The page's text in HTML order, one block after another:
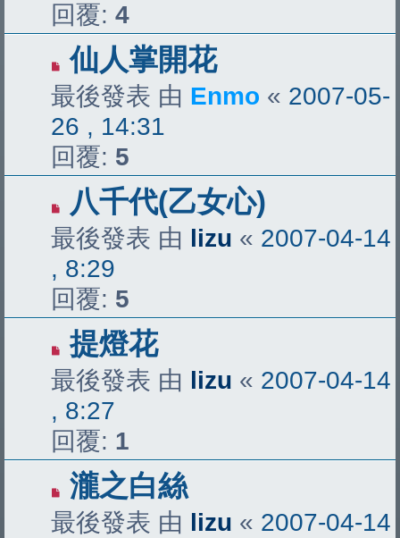
回覆: 4
仙人掌開花
最後發表 由 Enmo « 2007-05-
26 , 14:31
回覆: 5
八千代(乙女心)
最後發表 由 lizu « 2007-04-14
, 8:29
回覆: 5
提燈花
最後發表 由 lizu « 2007-04-14
, 8:27
回覆: 1
瀧之白絲
最後發表 由 lizu « 2007-04-14